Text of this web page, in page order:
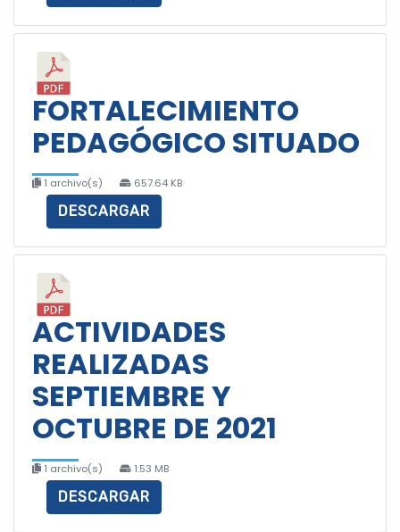
FORTALECIMIENTO
PEDAGÓGICO SITUADO
1 archivo(s) 657.64 KB
DESCARGAR
ACTIVIDADES
REALIZADAS
SEPTIEMBRE Y
OCTUBRE DE 2021
1 archivo(s) 1.53 MB
DESCARGAR